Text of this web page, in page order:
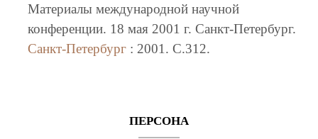
Материалы международной научной
конференции. 18 мая 2001 г. Санкт-Петербург.
Санкт-Петербург: 2001. C.312.
ПЕРСОНА